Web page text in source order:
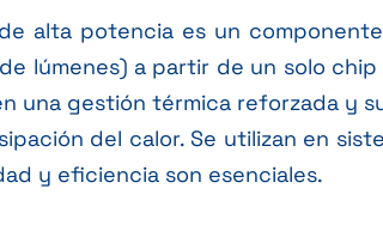
de alta potencia es un
lúmenes) a partir de un solo
una gestión térmica reforzada y
del calor. Se utilizan en
y eficiencia son esenciales.